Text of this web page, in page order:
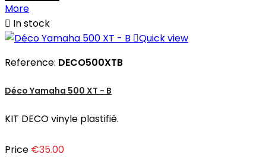
More
 In stock
Quick view
Reference: DECO500XTB
Déco Yamaha 500 XT - B
KIT DECO vinyle plastifié.
Price €35.00